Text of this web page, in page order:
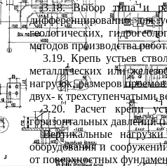
3.18. Выбор типа и
дифференцированно для
геологических,
методов производства
3.19. Крепь устьев
металлических или
нагрузок, размеров
двух- к трехступенчатыми
3.20. Расчет крепи
горизонтальных давлений
Вертикальные
оборудования и
от поверхностных